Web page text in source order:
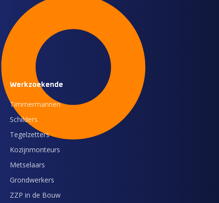
Werkzoekende
Timmermannen
Schilders
Tegelzetters
Kozijnmonteurs
Metselaars
Grondwerkers
ZZP in de Bouw